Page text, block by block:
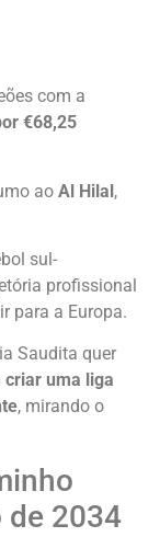
com a
€68,25
ao Al Hilal,
sul-
profissional
para a Europa.
Saudita quer
criar uma liga
, mirando o
de 2034